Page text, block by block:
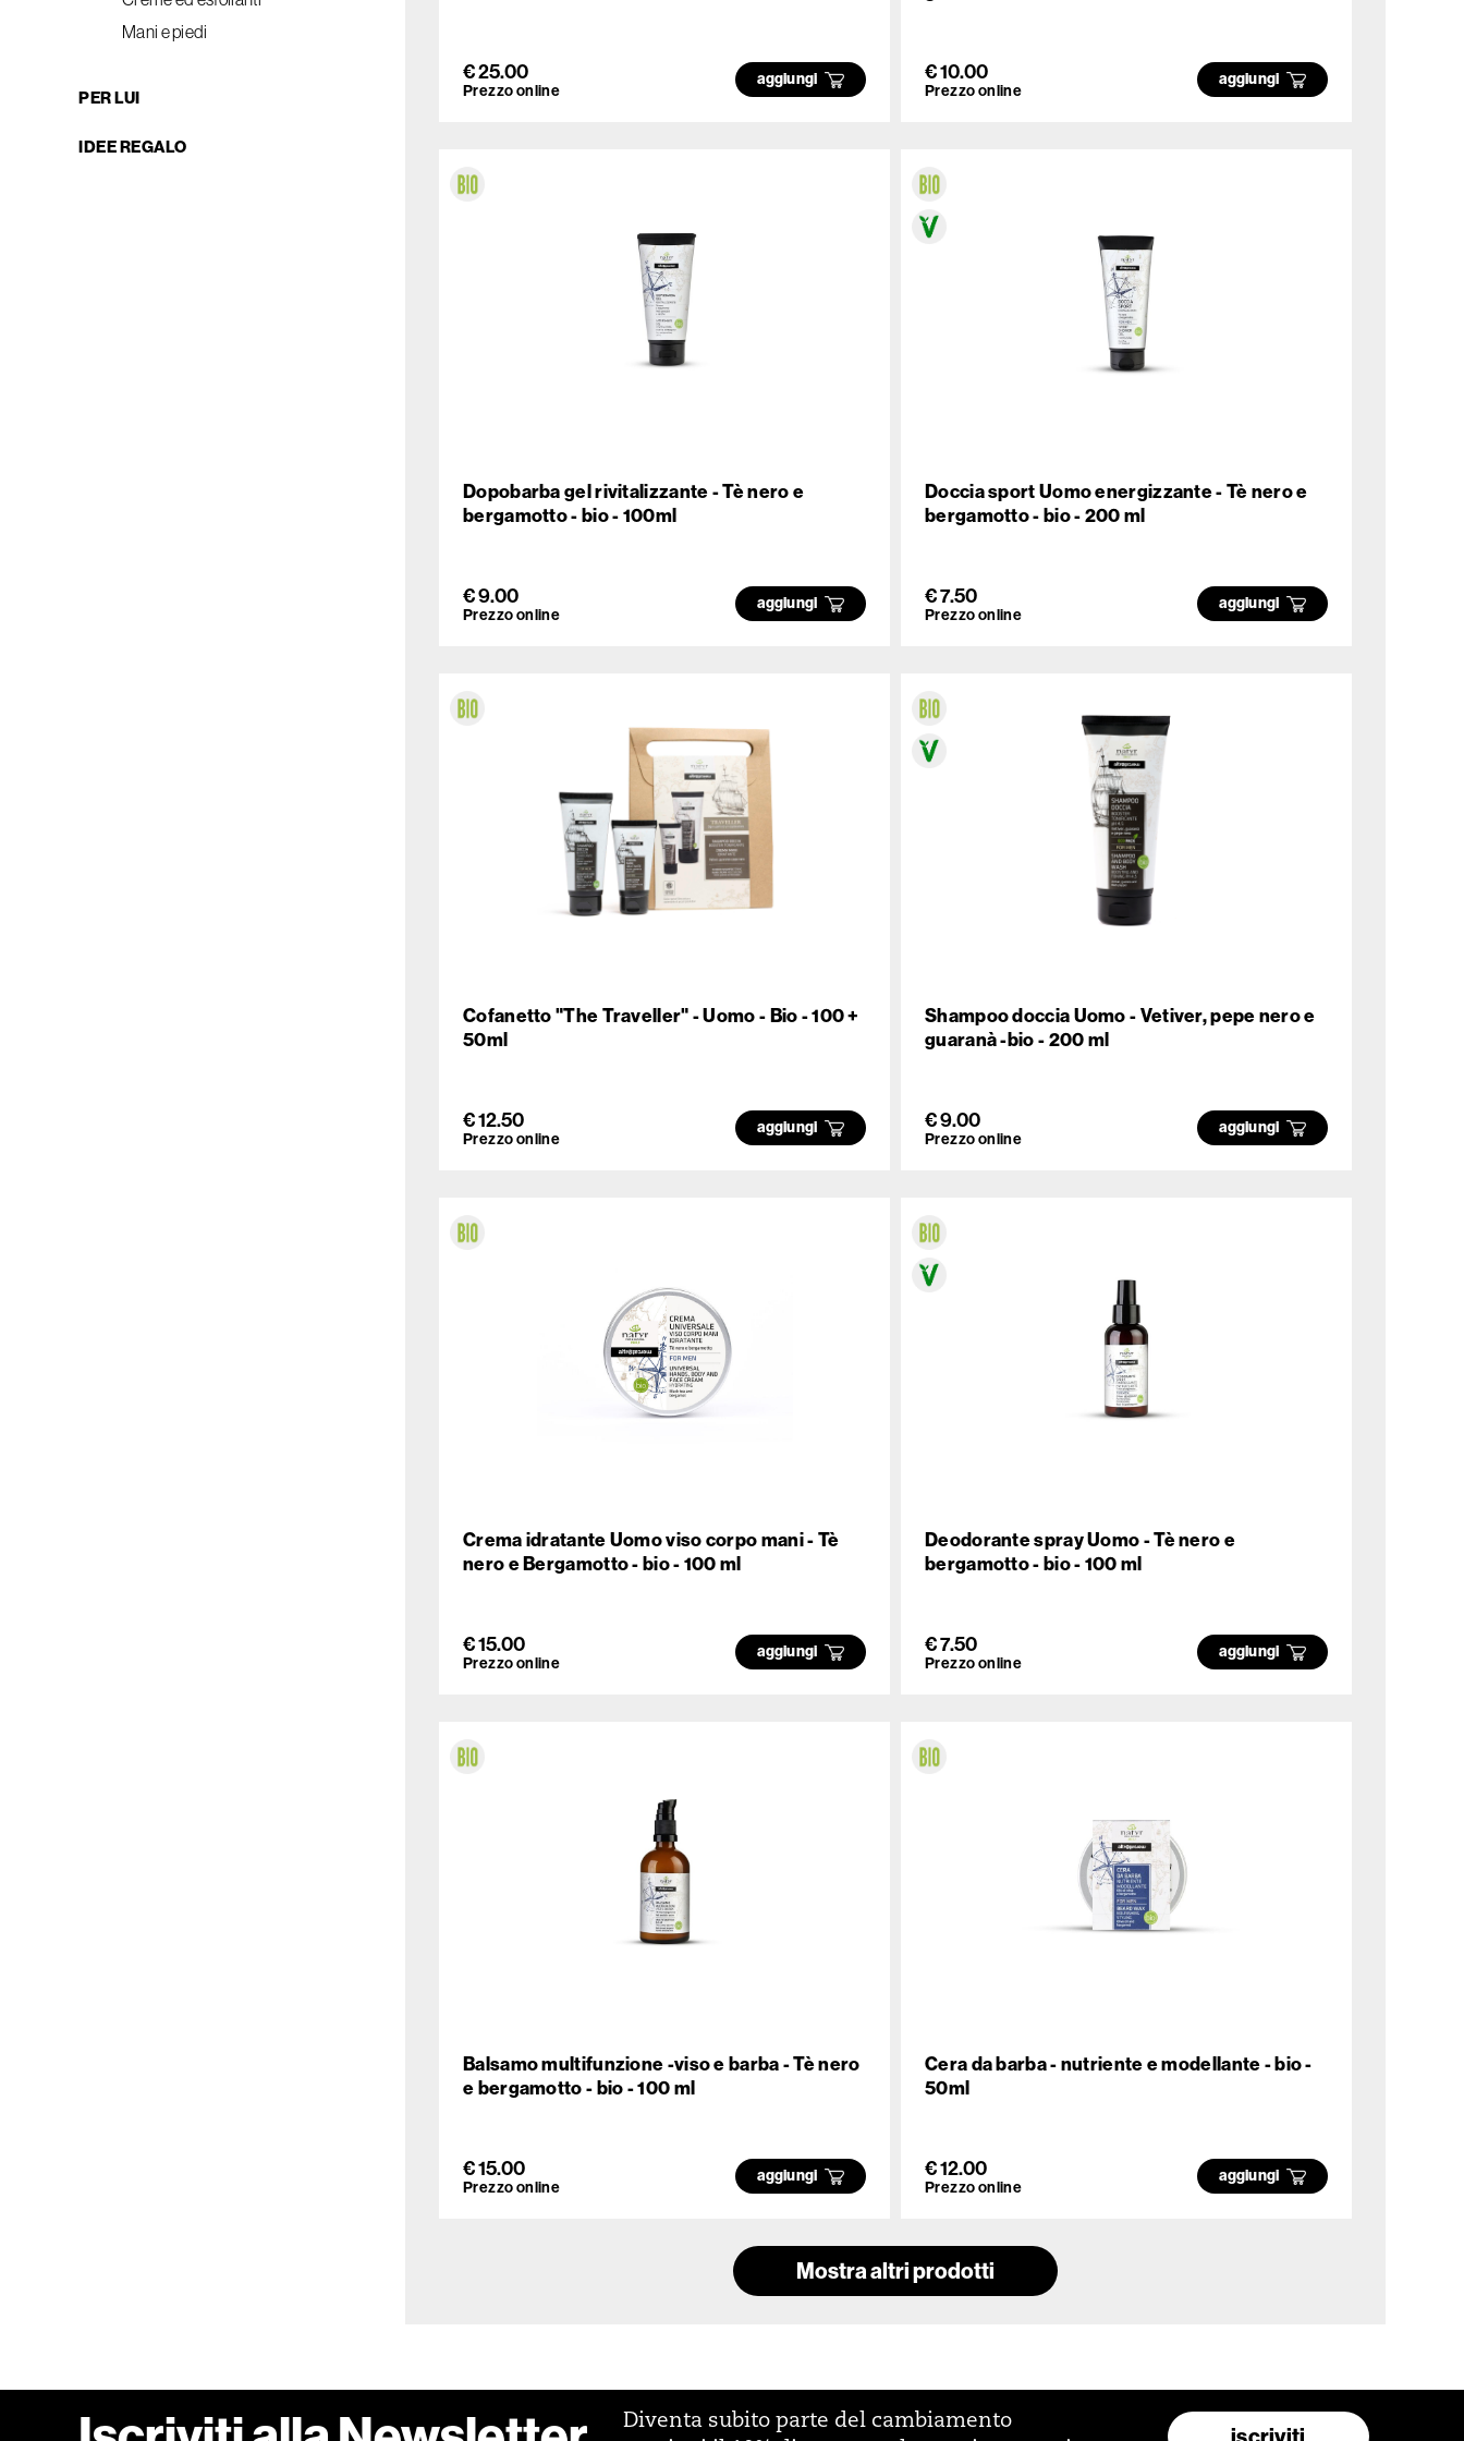
Mani e piedi
PER LUI
IDEE REGALO
€ 25.00
Prezzo online
aggiungi € 10.00
Prezzo online
aggiungi
Dopobarba gel rivitalizzante - Tè nero e
bergamotto - bio - 100ml
€ 9.00
Prezzo online
aggiungi
Doccia sport Uomo energizzante - Tè nero e
bergamotto - bio - 200 ml
€ 7.50
Prezzo online
aggiungi
Cofanetto "The Traveller" - Uomo - Bio - 100 +
50ml
€ 12.50
Prezzo online
aggiungi
Shampoo doccia Uomo - Vetiver, pepe nero e
guaranà -bio - 200 ml
€ 9.00
Prezzo online
aggiungi
Crema idratante Uomo viso corpo mani - Tè
nero e Bergamotto - bio - 100 ml
€ 15.00
Prezzo online
aggiungi
Deodorante spray Uomo - Tè nero e
bergamotto - bio - 100 ml
€ 7.50
Prezzo online
aggiungi
Balsamo multifunzione -viso e barba - Tè nero
e bergamotto - bio - 100 ml
€ 15.00
Prezzo online
aggiungi
Cera da barba - nutriente e modellante - bio -
50ml
€ 12.00
Prezzo online
aggiungi
Mostra altri prodotti
Diventa subito parte del cambiamento